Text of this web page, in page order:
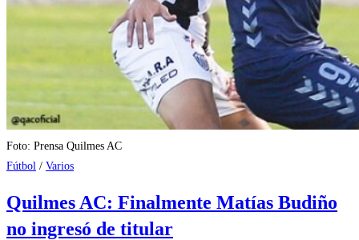
Foto: Prensa Quilmes AC
Fútbol / Varios
Quilmes AC: Finalmente Matías Budiño
no ingresó de titular